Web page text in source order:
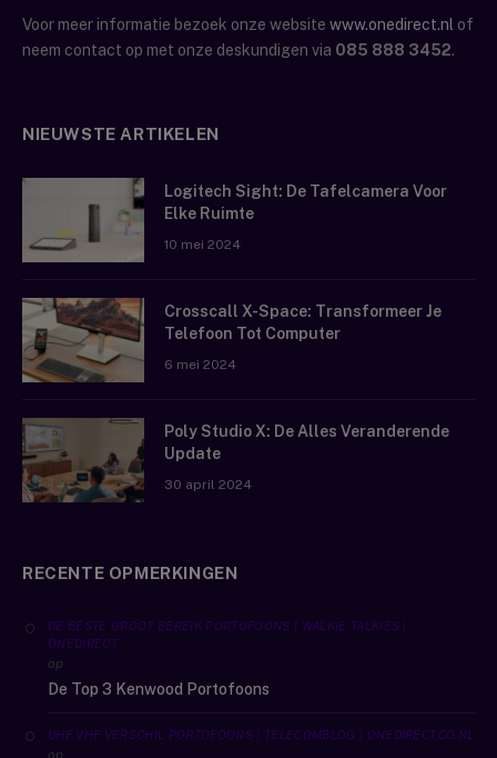
Voor meer informatie bezoek onze website www.onedirect.nl of
neem contact op met onze deskundigen via 085 888 3452.
NIEUWSTE ARTIKELEN
Logitech Sight: De Tafelcamera Voor
Elke Ruimte
10 mei 2024
Crosscall X-Space: Transformeer Je
Telefoon Tot Computer
6 mei 2024
Poly Studio X: De Alles Veranderende
Update
30 april 2024
RECENTE OPMERKINGEN
DE BESTE GROOT BEREIK PORTOFOONS | WALKIE TALKIES |
ONEDIRECT
op
De Top 3 Kenwood Portofoons
UHF VHF VERSCHIL PORTOFOONS | TELECOMBLOG | ONEDIRECT.CO.NL
op